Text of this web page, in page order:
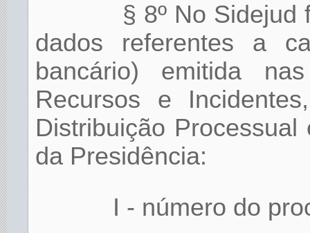
§ 8º No Sidejud
dados referentes a
bancário) emitida
Recursos e
Distribuição
da Presidência:
I - número do